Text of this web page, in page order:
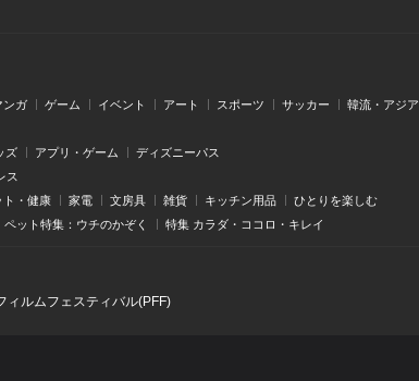
ンガ ゲーム イベント アート スポーツ サッカー 韓流・アジア
ズ アプリ・ゲーム ディズニーパス
ス
ト・健康 家電 文房具 雑貨 キッチン用品 ひとりを楽しむ
ペット特集：ウチのかぞく 特集 カラダ・ココロ・キレイ
ィルムフェスティバル(PFF)